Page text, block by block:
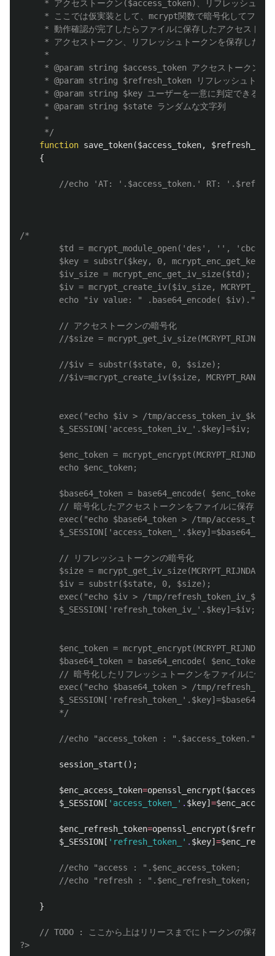
	 */
function save_token($access_token,
{
//echo 'AT: '.$access_token.' RT:
/*
		*/
//echo "access_token : ".$access_token."\n";
session_start ();
$enc_access_token=openssl_encrypt (
$_SESSION [ 'access_token_' . $key] =
$enc_refresh_token=openssl_encrypt (
$_SESSION [ 'refresh_token_' . $key] =
//echo "access : ".$enc_access_token;
//echo "refresh : ".$enc_refresh_token;
}
// TODO : ここから上はリリースまでにトークンの保存方
?>